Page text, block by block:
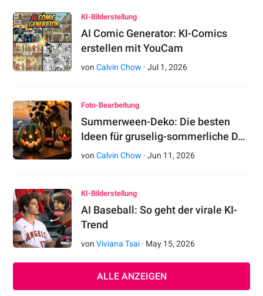
KI-Bilderstellung
AI Comic Generator: KI-Comics
erstellen mit YouCam
vonCalvin Chow ·Jul 1,2026
Foto-Bearbeitung
Summerween-Deko: Die besten
Ideen für gruselig-sommerliche D…
vonCalvin Chow ·Jun 11,2026
KI-Bilderstellung
AI Baseball: So geht der virale KI-
Trend
vonViviana Tsai · May 15,2026
ALLE ANZEIGEN